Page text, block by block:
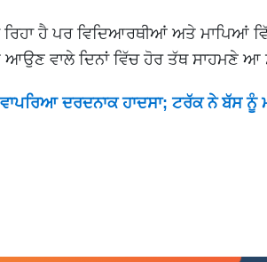
ਹੈ ਪਰ ਵਿਦਿਆਰਥੀਆਂ ਅਤੇ ਮਾਪਿਆਂ
ਆਉਣ ਵਾਲੇ ਦਿਨਾਂ ਵਿੱਚ ਹੋਰ ਤੱਥ ਸਾਹਮਣੇ ਆ
ਦਰਦਨਾਕ ਹਾਦਸਾ; ਟਰੱਕ ਨੇ ਬੱਸ ਨੂੰ